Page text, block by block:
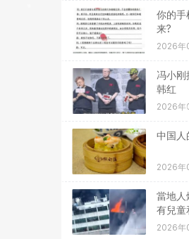
你的手
来?
2026年
冯小刚
韩红
2026年
中国人
2026年
當地人
有兒童
2026年